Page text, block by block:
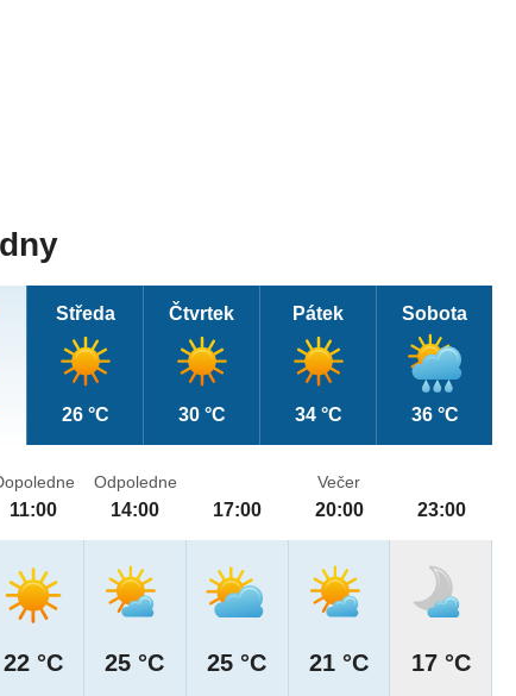
Středa
26 °C
Čtvrtek
30 °C
Pátek
34 °C
Sobota
36 °C
11:00
22 °C
Odpoledne
14:00
25 °C
17:00
25 °C
Večer
20:00
21 °C
23:00
17 °C